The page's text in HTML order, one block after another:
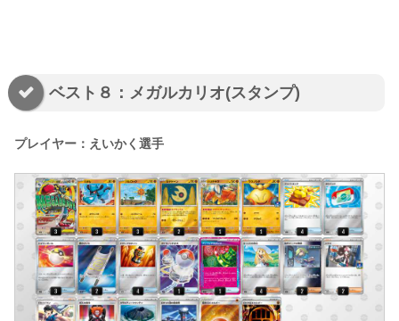
ベスト８：メガルカリオ(スタンプ)
プレイヤー：えいかく選手